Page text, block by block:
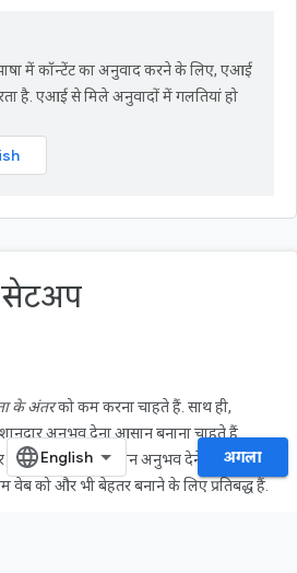
में कॉन्टेंट का अनुवाद करने के लिए, एआई
है. एआई से मिले अनुवादों में गलतियां हो
सेटअप
के अंतरको कम करना चाहते हैं. साथ ही,
अनुभव देना आसान बनाना चाहते हैं.
के पास, वेब पर बेहतरीन अनुभव देने के लिए
वेब को और भी बेहतर बनाने के लिए प्रतिबद्ध हैं.
नेटिव ऐप्लिकेशन के लिए उपलब्ध हैं, लेकिन
हैं. जैसे, फ़ाइल सिस्टम ऐक्सेस करना और
अगला